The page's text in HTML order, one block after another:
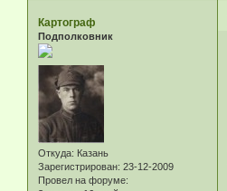
Картограф
Подполковник
Откуда: Казань
Зарегистрирован: 23-12-2009
Провел на форуме: